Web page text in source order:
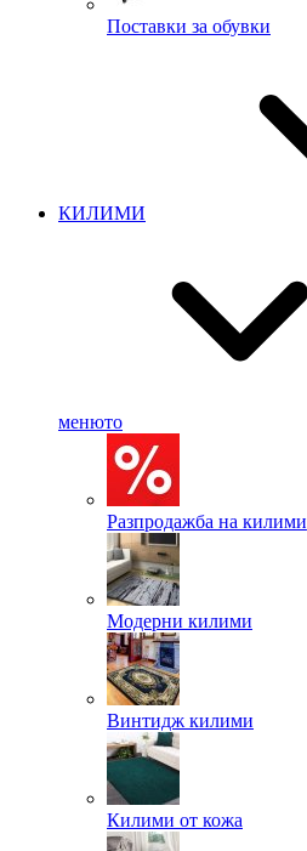
Поставки за обувки
КИЛИМИ
менюто
Разпродажба на килими
Модерни килими
Винтидж килими
Килими от кожа